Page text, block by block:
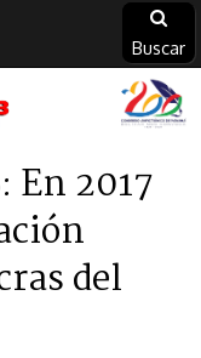
Buscar
En 2017
del